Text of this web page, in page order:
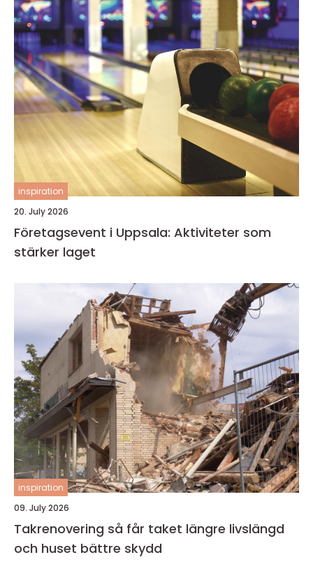
inspiration
20. July 2026
Företagsevent i Uppsala: Aktiviteter som
stärker laget
inspiration
09. July 2026
Takrenovering så får taket längre livslängd
och huset bättre skydd